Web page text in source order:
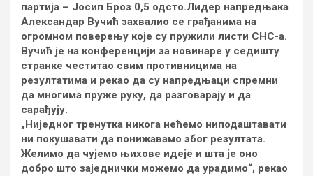
партија – Јосип Броз 0,5 одсто.Лидер напредњака
Александар Вучић захвалио се грађанима на
огромном поверењу које су пружили листи СНС-а.
Вучић је на конференцији за новинаре у седишту
странке честитао свим противницима на
резултатима и рекао да су напредњаци спремни
да многима пруже руку, да разговарају и да
сарађују.
„Ниједног тренутка никога нећемо ниподаштавати
ни покушавати да понижавамо због резултата.
Желимо да чујемо њихове идеје и шта је оно
добро што заједнички можемо да урадимо“, рекао